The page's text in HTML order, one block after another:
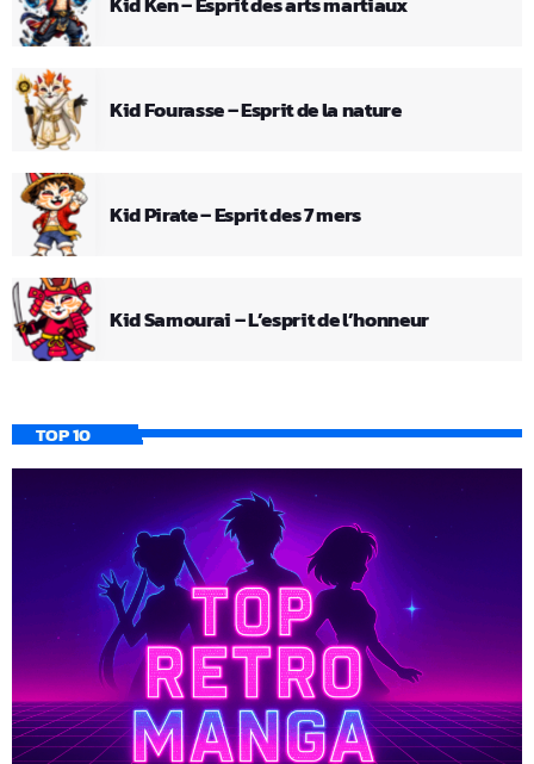
Kid Fourasse – Esprit de la nature
Kid Pirate – Esprit des 7 mers
Kid Samourai – L’esprit de l’honneur
TOP 10